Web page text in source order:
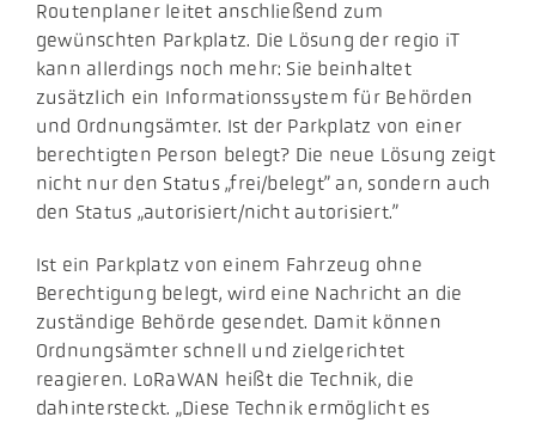
Routenplaner leitet anschließend zum
gewünschten Parkplatz. Die Lösung der regio iT
kann allerdings noch mehr: Sie beinhaltet
zusätzlich ein Informationssystem für Behörden
und Ordnungsämter. Ist der Parkplatz von einer
berechtigten Person belegt? Die neue Lösung zeigt
nicht nur den Status „frei/belegt” an, sondern auch
den Status „autorisiert/nicht autorisiert.”
Ist ein Parkplatz von einem Fahrzeug ohne
Berechtigung belegt, wird eine Nachricht an die
zuständige Behörde gesendet. Damit können
Ordnungsämter schnell und zielgerichtet
reagieren. LoRaWAN heißt die Technik, die
dahintersteckt. „Diese Technik ermöglicht es